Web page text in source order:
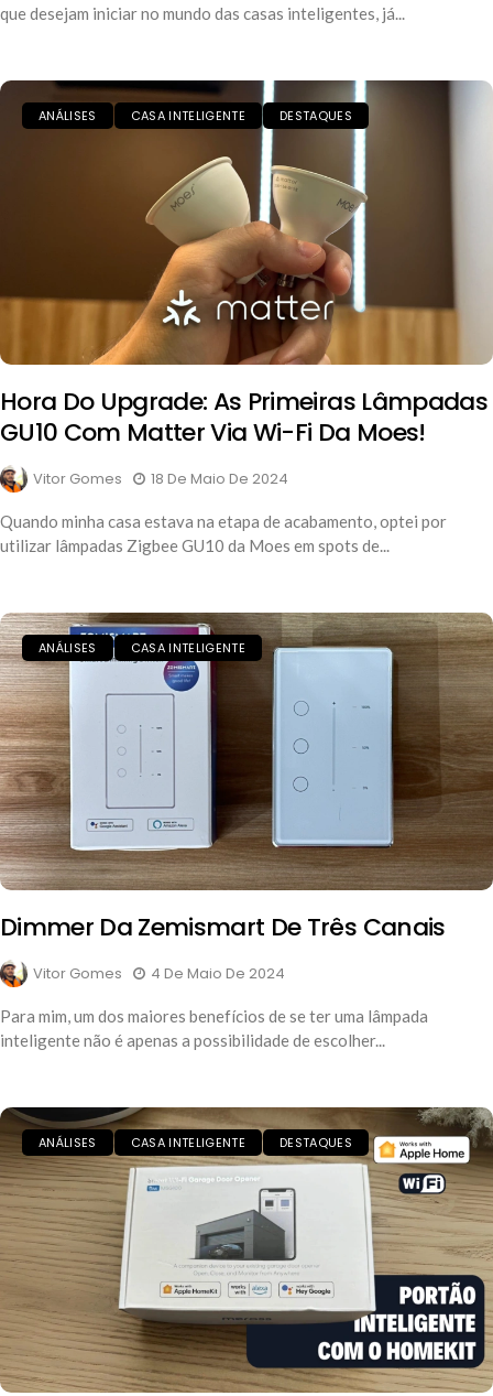
que desejam iniciar no mundo das casas inteligentes, já...
ANÁLISES CASA INTELIGENTE DESTAQUES
Hora Do Upgrade: As Primeiras Lâmpadas
GU10 Com Matter Via Wi-Fi Da Moes!
Vitor Gomes 18 De Maio De 2024
Quando minha casa estava na etapa de acabamento, optei por
utilizar lâmpadas Zigbee GU10 da Moes em spots de...
ANÁLISES CASA INTELIGENTE
Dimmer Da Zemismart De Três Canais
Vitor Gomes 4 De Maio De 2024
Para mim, um dos maiores benefícios de se ter uma lâmpada
inteligente não é apenas a possibilidade de escolher...
ANÁLISES CASA INTELIGENTE DESTAQUES